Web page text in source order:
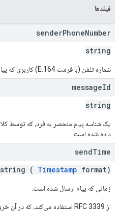
فیلدها
senderPhoneNumber
string
شماره تلفن (با فرمت E.164) کاربری که پیام را ارسال کرده است.
messageId
string
داده شده است.
sendTime
string ( Timestamp format)
زمانی که پیام ارسال شده است.